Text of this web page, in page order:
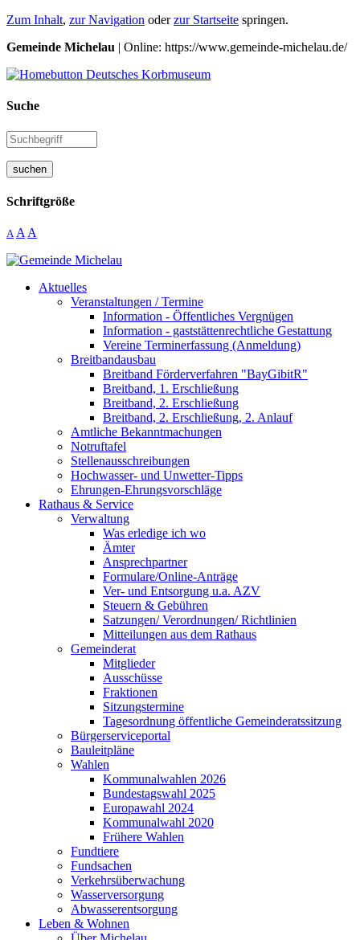
Zum Inhalt, zur Navigation oderzur Startseite springen.
Gemeinde Michelau | Online: https://www.gemeinde-michelau.de/
Suche
suchen
Schriftgröße
A A A
Aktuelles
Veranstaltungen / Termine
Information - Öffentliches Vergnügen
Information - gaststättenrechtliche Gestattung
Vereine Terminerfassung (Anmeldung)
Breitbandausbau
Breitband Förderverfahren "BayGibitR"
Breitband, 1. Erschließung
Breitband, 2. Erschließung
Breitband, 2. Erschließung, 2. Anlauf
Amtliche Bekanntmachungen
Notruftafel
Stellenausschreibungen
Hochwasser- und Unwetter-Tipps
Ehrungen-Ehrungsvorschläge
Rathaus & Service
Verwaltung
Was erledige ich wo
Ämter
Ansprechpartner
Formulare/Online-Anträge
Ver- und Entsorgung u.a. AZV
Steuern & Gebühren
Satzungen/ Verordnungen/ Richtlinien
Mitteilungen aus dem Rathaus
Gemeinderat
Mitglieder
Ausschüsse
Fraktionen
Sitzungstermine
Tagesordnung öffentliche Gemeinderatssitzung
Bürgerserviceportal
Bauleitpläne
Wahlen
Kommunalwahlen 2026
Bundestagswahl 2025
Europawahl 2024
Kommunalwahl 2020
Frühere Wahlen
Fundtiere
Fundsachen
Verkehrsüberwachung
Wasserversorgung
Abwasserentsorgung
Leben & Wohnen